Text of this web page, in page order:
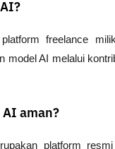
freelance
model AI melalui
aman?
platform